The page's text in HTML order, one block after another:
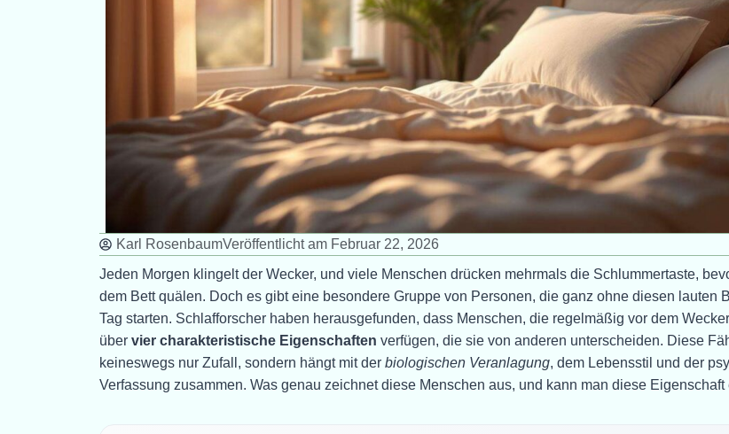
Karl RosenbaumVeröffentlicht am Februar 22, 2026
Jeden Morgen klingelt der Wecker, und viele Menschen drücken mehrmals die Schlummertaste,
dem Bett quälen. Doch es gibt eine besondere Gruppe von Personen, die ganz ohne diesen lauten
Tag starten. Schlafforscher haben herausgefunden, dass Menschen, die regelmäßig vor dem
über vier charakteristische Eigenschaften verfügen, die sie von anderen unterscheiden. Diese
keineswegs nur Zufall, sondern hängt mit der biologischen Veranlagung, dem Lebensstil und der
Verfassung zusammen. Was genau zeichnet diese Menschen aus, und kann man diese Eigenschaft